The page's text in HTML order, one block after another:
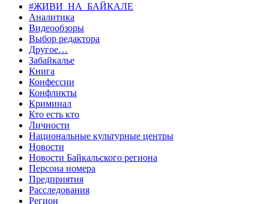
#ЖИВИ_НА_БАЙКАЛЕ
Аналитика
Видеообзоры
Выбор редактора
Другое…
Забайкалье
Книга
Конфессии
Конфликты
Криминал
Кто есть кто
Личности
Национальные культурные центры
Новости
Новости Байкальского региона
Персона номера
Предприятия
Расследования
Регион